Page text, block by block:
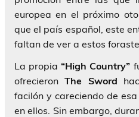
europea en el próximo
que el país español, este
faltan de ver a estos
La propia“High Country”
ofrecieronThe Sword
facilón y careciendo de
en ellos. Sin embargo,